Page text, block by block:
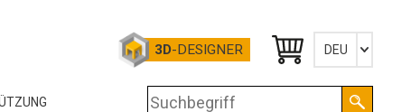
3D-DESIGNER DEU
English